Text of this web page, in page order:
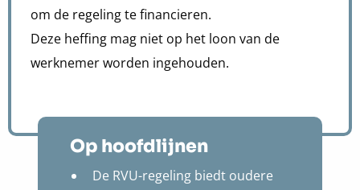
om de regeling te financieren.
Deze heffing mag niet op het loon van de
werknemer worden ingehouden.
Op hoofdlijnen
De RVU-regeling biedt oudere